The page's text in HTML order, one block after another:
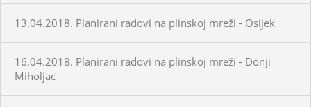
13.04.2018. Planirani radovi na plinskoj mreži - Osijek
16.04.2018. Planirani radovi na plinskoj mreži - Donji
Miholjac